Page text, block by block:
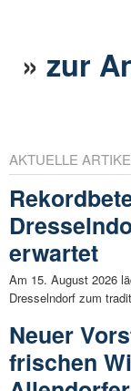
»zur
AKTUELLE
erwartet
Am 15. August 2026
Dresselndorf zum
Neuer
frischen